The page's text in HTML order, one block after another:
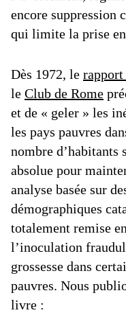
encore suppression
qui limite la prise en
Dès 1972, le rapport
le Club de Rome
et de « geler » les
les pays pauvres
nombre
absolue pour
analyse basée sur
démographiques
totalement remise
l’inoculation
grossesse dans
pauvres. Nous
livre :